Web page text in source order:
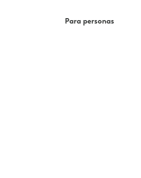
Para personas